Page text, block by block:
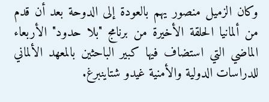
وكان الزميل منصور يهم بالعودة إلى الدوحة بعد أن قدم
من ألمانيا الحلقة الأخيرة من برنامج "بلا حدود" الأربعاء
الماضي التي استضاف فيها كبير الباحثين بالمعهد الألماني
للدراسات الدولية والأمنية غيدو شتاينبرغ.